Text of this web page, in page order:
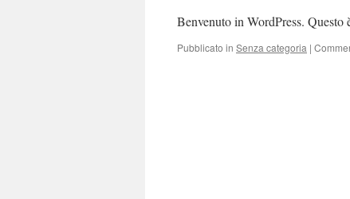
Benvenuto in WordPress.
Pubblicato in Senza categoria |